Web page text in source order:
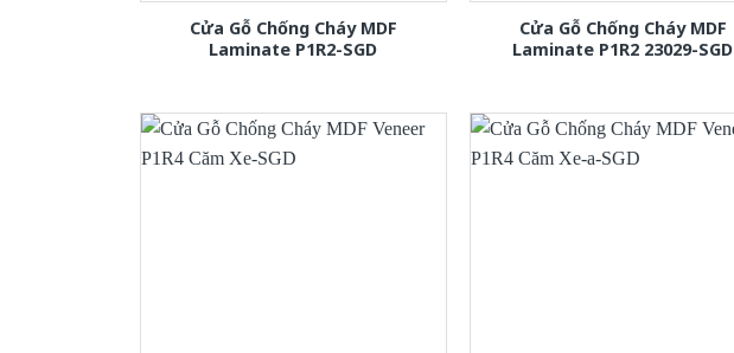
Cửa Gỗ Chống Cháy MDF
Laminate P1R2-SGD
Cửa Gỗ Chống Cháy MDF
Laminate P1R2 23029-SGD